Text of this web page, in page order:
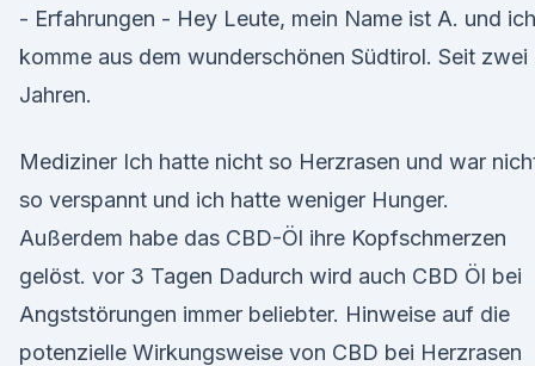
- Erfahrungen - Hey Leute, mein Name ist A. und ich
komme aus dem wunderschönen Südtirol. Seit zwei
Jahren.
Mediziner Ich hatte nicht so Herzrasen und war
so verspannt und ich hatte weniger Hunger.
Außerdem habe das CBD-Öl ihre Kopfschmerzen
gelöst. vor 3 Tagen Dadurch wird auch CBD Öl bei
Angststörungen immer beliebter. Hinweise auf die
potenzielle Wirkungsweise von CBD bei Herzrasen